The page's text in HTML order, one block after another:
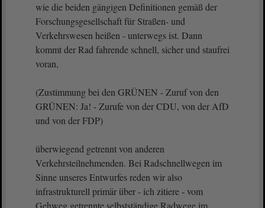
wie die beiden gängigen Definitionen gemäß der
Forschungsgesellschaft für Straßen- und
Verkehrswesen heißen - unterwegs ist. Dann
kommt der Rad fahrende schnell, sicher und staufrei
voran,
(Zustimmung bei den GRÜNEN - Zuruf von den
GRÜNEN: Ja! - Zurufe von der CDU, von der AfD
und von der FDP)
überwiegend getrennt von anderen
Verkehrsteilnehmenden. Bei Radschnellwegen im
Sinne unseres Entwurfes reden wir also
infrastrukturell primär über - ich zitiere - vom
Gehweg getrennte selbstständige Radwege im